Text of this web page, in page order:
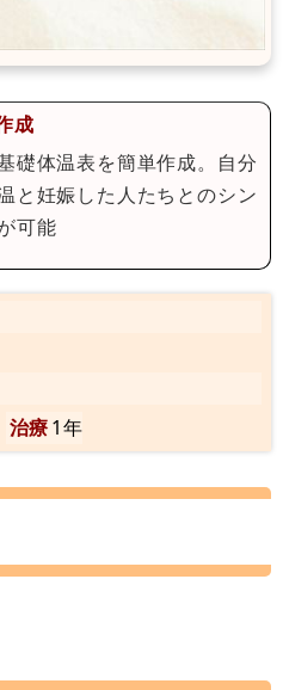
成
礎体温表を簡単作成。自分
と妊娠した人たちとのシン
可能
治療1年